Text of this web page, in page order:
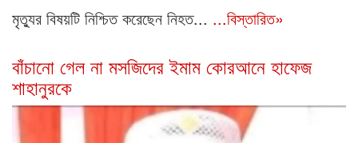
মৃত্যুর বিষয়টি নিশ্চিত করেছেন নিহত... ...বিস্তারিত»
বাঁচানো গেল না মসজিদের ইমাম কোরআনে হাফেজ
শাহানুরকে